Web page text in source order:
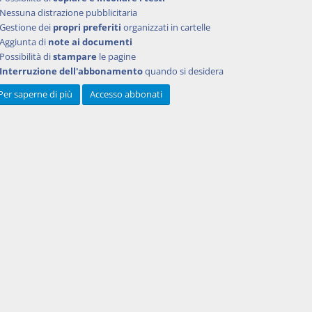
Nessuna distrazione pubblicitaria
Gestione dei propri preferiti organizzati in cartelle
Aggiunta di note ai documenti
Possibilità distampare le pagine
Interruzione dell'abbonamentoquando si desidera
saperne di più
Accesso abbonati